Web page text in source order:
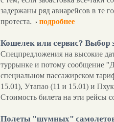
задержаны ряд авиарейсов в те
протеста.
подробнее
Кошелек или сервис? Выбор
Спецпредложения на высокие
туррынке и потому сообщение
специальном пассажирском
15.01), Утапао (11 и 15.01) и
Стоимость билета на эти рейсы
Полеты "шумных" самолетов